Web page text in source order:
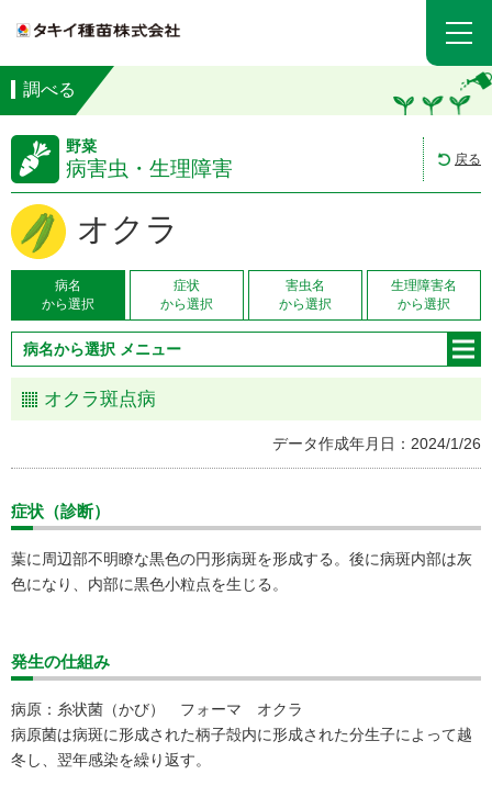
調べる
野菜
病害虫・生理障害 戻る
オクラ
病名
から選択
症状
から選択
害虫名
から選択
生理障害名
から選択
病名から選択 メニュー
オクラ斑点病
データ作成年月日：2024/1/26
症状（診断）
葉に周辺部不明瞭な黒色の円形病斑を形成する。後に病斑内部は灰
色になり、内部に黒色小粒点を生じる。
発生の仕組み
病原：糸状菌（かび） フォーマ オクラ
病原菌は病斑に形成された柄子殻内に形成された分生子によって越
冬し、翌年感染を繰り返す。